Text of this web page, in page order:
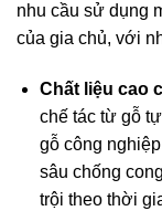
nhu cầu sử dụng
của gia chủ, với
Chất liệu cao
chế tác từ gỗ
gỗ công
sâu chống
trội theo thời